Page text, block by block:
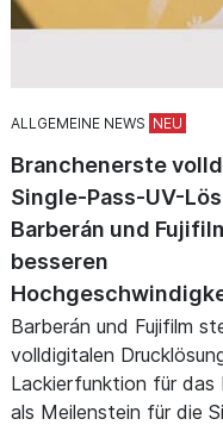
ALLGEMEINE NEWS
Branchenerste
Single-Pass-UV-
Barberán und
besseren
Barberán und Fujifilm
volldigitalen
Lackierfunktion für das
als Meilenstein für die